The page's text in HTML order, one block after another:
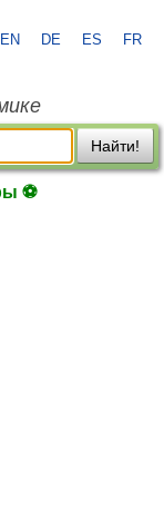
EN DE ES FR
Найти!
⚽